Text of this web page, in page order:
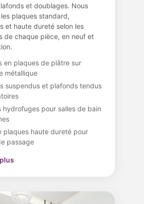
et doublages. Nous
plaques standard,
et haute dureté selon les
de chaque pièce, en neuf et
en plaques de plâtre sur
métallique
suspendus et plafonds tendus
hydrofuges pour salles de bain
plaques haute dureté pour
passage